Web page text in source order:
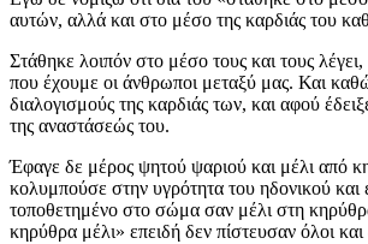
αυτών, αλλά και στο μέσο της καρδιάς του
Στάθηκε λοιπόν στο μέσο τους και τους
που έχουμε οι άνθρωποι μεταξύ μας. Και
διαλογισμούς της καρδιάς των, και αφού
της αναστάσεώς του.
Έφαγε δε μέρος ψητού ψαριού και μέλι από
κολυμπούσε στην υγρότητα του ηδονικού
τοποθετημένο στο σώμα σαν μέλι στη
κηρύθρα μέλι» επειδή δεν πίστευσαν όλοι